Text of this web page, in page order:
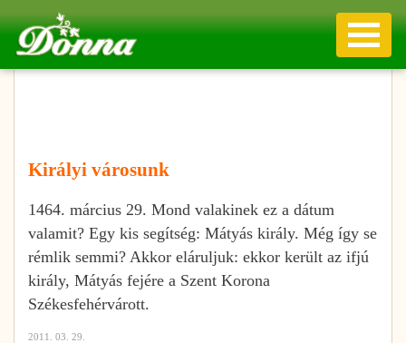
Királyi városunk
1464. március 29. Mond valakinek ez a dátum
valamit? Egy kis segítség: Mátyás király. Még így se
rémlik semmi? Akkor eláruljuk: ekkor került az ifjú
király, Mátyás fejére a Szent Korona
Székesfehérvárott.
2011. 03. 29.